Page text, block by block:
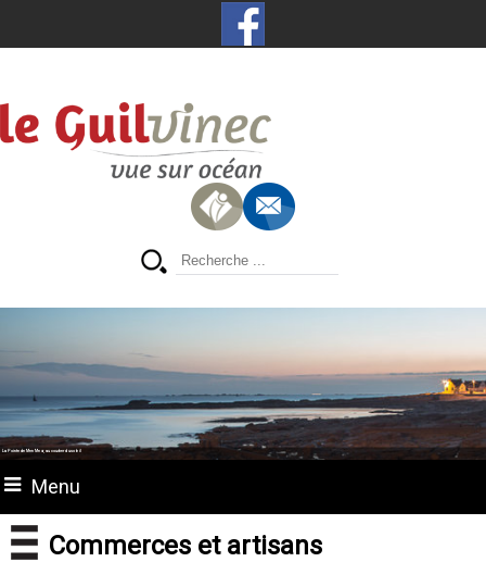
La Pointe de Men Meur, au coucher du soleil
Menu
Commerces et artisans